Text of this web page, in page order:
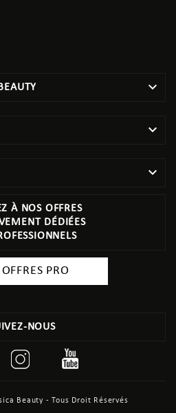



À NOS OFFRES
DÉDIÉES
PRO
NOUS
Beauty - Tous Droit Réservés